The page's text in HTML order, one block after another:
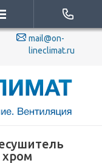
mail@on-
lineclimat.ru
хром